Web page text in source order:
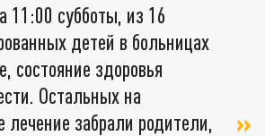
11:00 субботы, из 16
детей в больницах
состояние здоровья
Остальных на
лечение забрали родители,